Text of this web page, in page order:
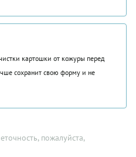
картошки от кожуры перед
сохранит свою форму и не
пожалуйста,